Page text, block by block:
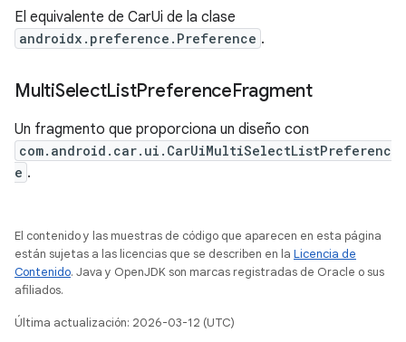
El equivalente de CarUi de la clase
androidx.preference.Preference .
MultiSelectListPreferenceFragment
Un fragmento que proporciona un diseño con
com.android.car.ui.CarUiMultiSelectListPreferenc
e .
El contenido y las muestras de código que aparecen en esta página
están sujetas a las licencias que se describen en la Licencia de
Contenido. Java y OpenJDK son marcas registradas de Oracle o sus
afiliados.
Última actualización: 2026-03-12 (UTC)